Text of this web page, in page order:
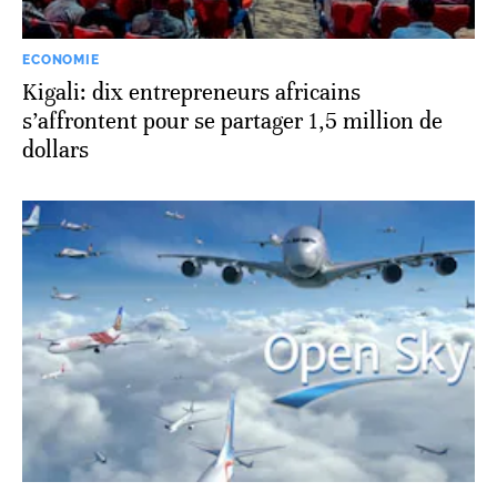
ECONOMIE
Kigali: dix entrepreneurs africains
s’affrontent pour se partager 1,5 million de
dollars